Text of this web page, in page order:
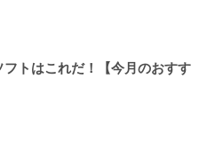
トはこれだ！【今月のおすす